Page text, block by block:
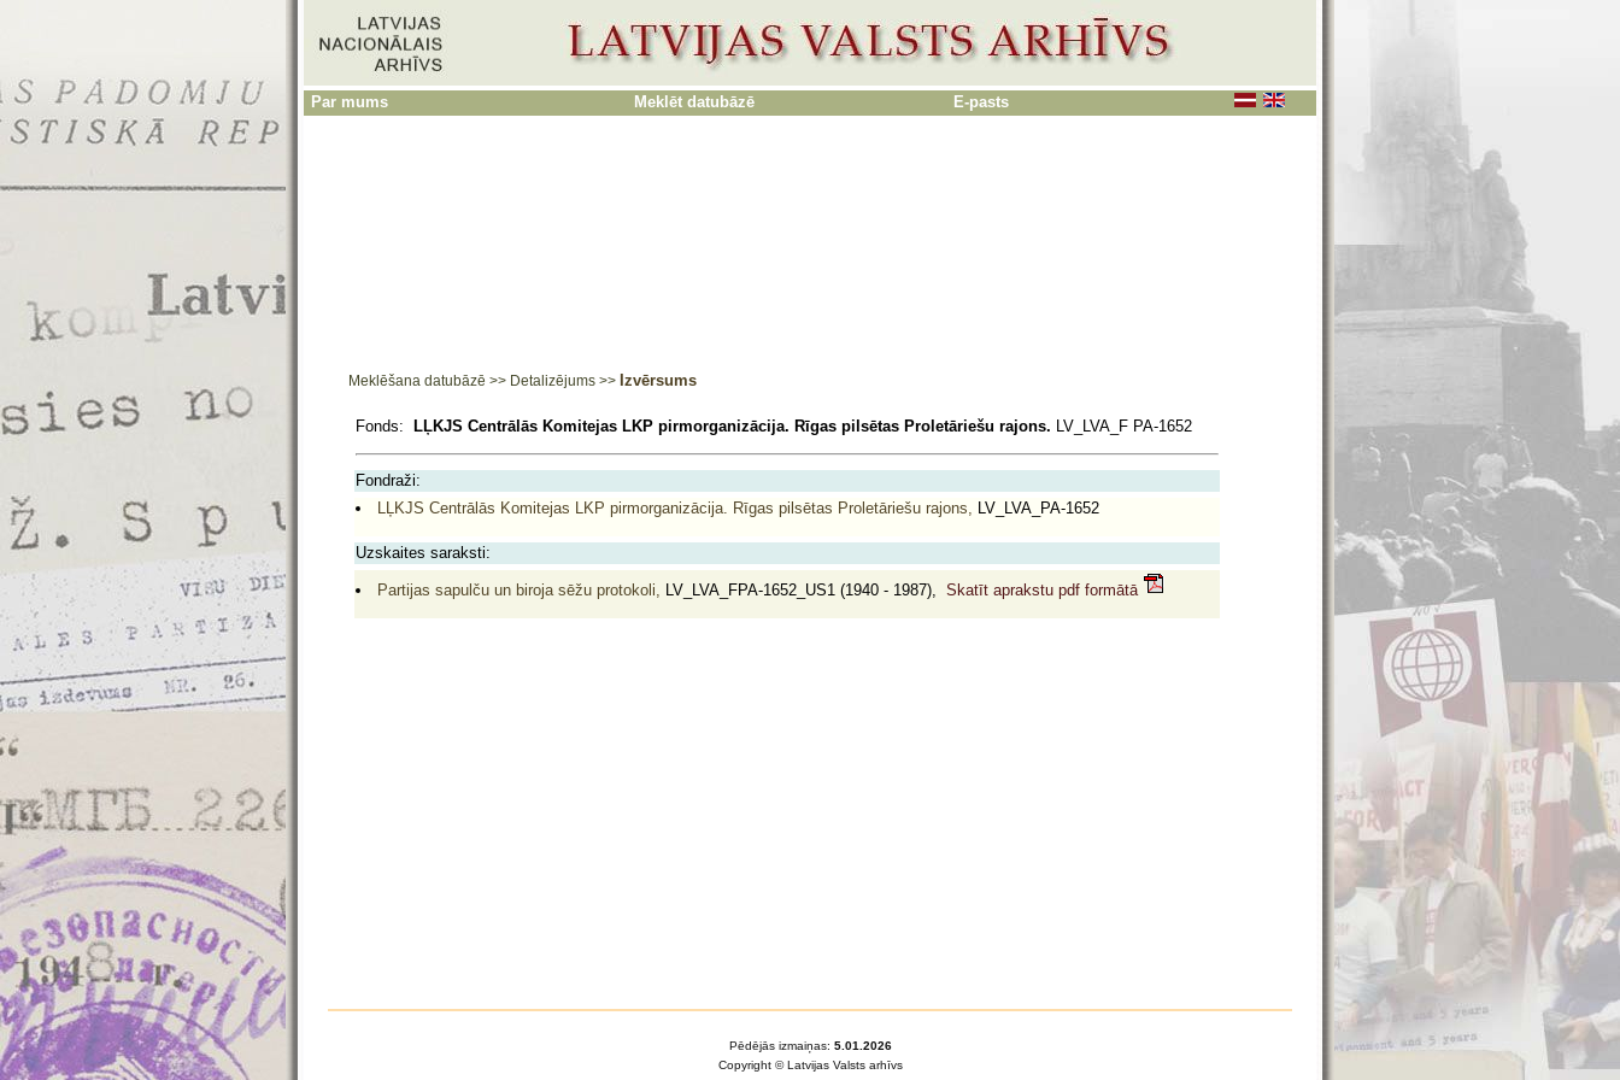
Par mums Meklēt datubāzē E-pasts
Meklēšana datubāzē >> Detalizējums >> Izvērsums
Fonds: LĻKJS Centrālās Komitejas LKP pirmorganizācija. Rīgas pilsētas Proletāriešu rajons. LV_LVA_F PA-1652
Fondraži:
LĻKJS Centrālās Komitejas LKP pirmorganizācija. Rīgas pilsētas Proletāriešu rajons, LV_LVA_PA-1652
Uzskaites saraksti:
Partijas sapulču un biroja sēžu protokoli, LV_LVA_FPA-1652_US1 (1940 - 1987), Skatīt aprakstu pdf formātā
Pēdējās izmaiņas: 5.01.2026
Copyright © Latvijas Valsts arhīvs